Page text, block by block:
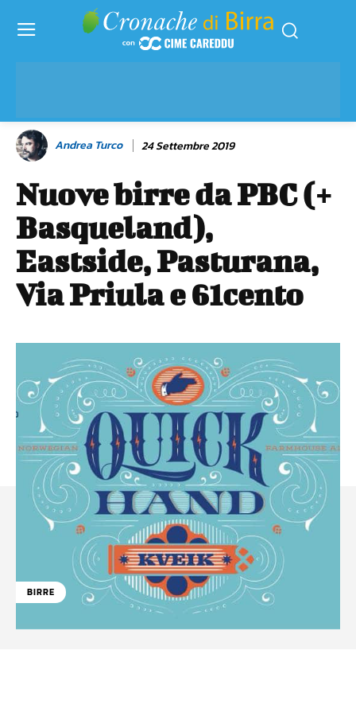
Andrea Turco 24 Settembre 2019
Nuove birre da PBC (+
Basqueland),
Eastside, Pasturana,
Via Priula e 61cento
BIRRE